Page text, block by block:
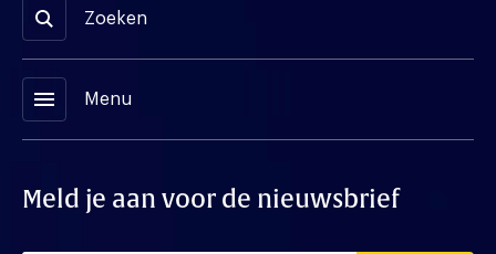
Zoeken
menu Menu
Meld je aan voor de nieuwsbrief